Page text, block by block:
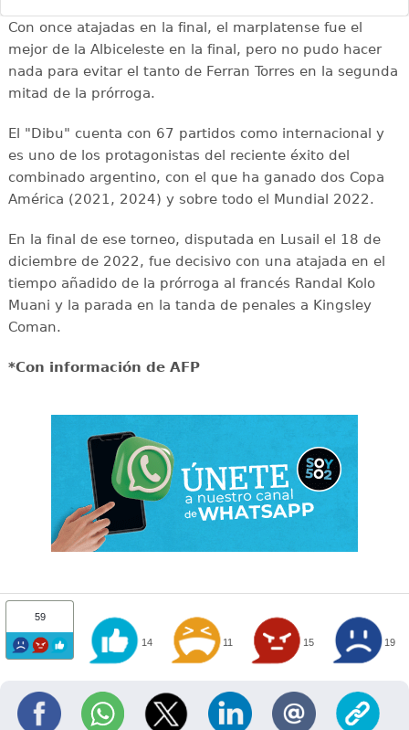
Con once atajadas en la final, el marplatense fue el
mejor de la Albiceleste en la final, pero no pudo hacer
nada para evitar el tanto de Ferran Torres en la segunda
mitad de la prórroga.
El "Dibu" cuenta con 67 partidos como internacional y
es uno de los protagonistas del reciente éxito del
combinado argentino, con el que ha ganado dos Copa
América (2021, 2024) y sobre todo el Mundial 2022.
En la final de ese torneo, disputada en Lusail el 18 de
diciembre de 2022, fue decisivo con una atajada en el
tiempo añadido de la prórroga al francés Randal Kolo
Muani y la parada en la tanda de penales a Kingsley
Coman.
*Con información de AFP
59
14 11 15 19